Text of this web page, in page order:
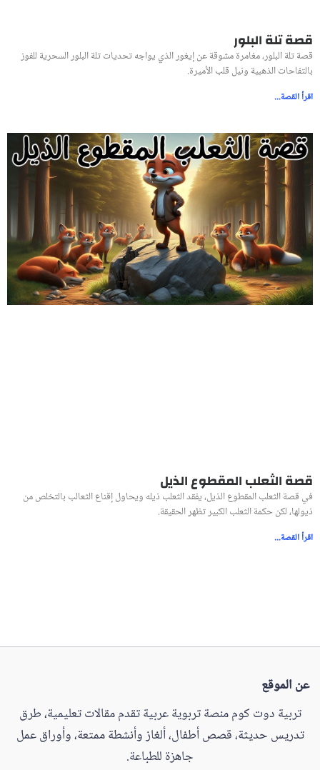
قصة تلة البلور
قصة تلة البلور، مغامرة مشوقة عن إيغور الذي يواجه تحديات تلة البلور السحرية للفوز
بالتفاحات الذهبية ونيل قلب الأميرة.
اقرأ القصة...
قصة الثعلب المقطوع الذيل
في قصة الثعلب المقطوع الذيل، يفقد الثعلب ذيله ويحاول إقناع الثعالب بالتخلص من
ذيولها، لكن حكمة الثعلب الكبير تظهر الحقيقة.
اقرأ القصة...
عن الموقع
تربية دوت كوم منصة تربوية عربية تقدم مقالات تعليمية، طرق
تدريس حديثة، قصص أطفال، ألغاز وأنشطة ممتعة، وأوراق عمل
جاهزة للطباعة.